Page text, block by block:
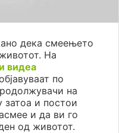
дека смеењето
На
видеа
по
на
затоа и постои
и да ви го
од животот.